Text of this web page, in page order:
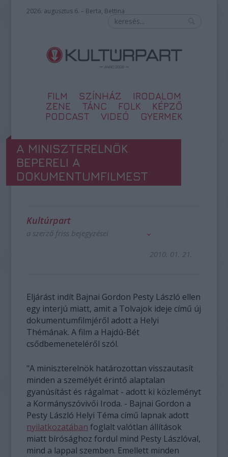
2026. augusztus 6. – Berta, Bettina
FILM SZÍNHÁZ
IRODALOM
ZENE
TÁNC FOLK
KÉPZŐ
PODCAST
VIDEÓ GYERMEK
A MINISZTERELNÖK
BEPERELI A
DOKUMENTUMFILMEST
Kultúrpart
a szerző friss bejegyzései
2010. 01. 21.
Eljárást indít Bajnai Gordon Pesty László ellen
egy interjú miatt, amit a Tolvajok ideje című új
dokumentumfilmjéről adott a Helyi
Thémának. A film a Hajdú-Bét
csődbemeneteléről szól.
"A miniszterelnök határozottan visszautasít
minden a személyét érintő alaptalan
gyanúsítást és rágalmat - adott ki közleményt
a Kormányszóvivői Iroda. - Bajnai Gordon a
Pesty László Helyi Téma című lapnak adott
nyilatkozatában foglalt valótlan állítások
miatt bírósághoz fordul mind Pesty Lászlóval,
mind a lappal szemben. Emellett minden